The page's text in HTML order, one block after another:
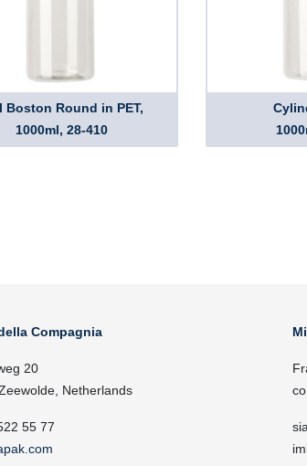
Boston Round in PET,
1000ml, 28-410
Compagnia
20
Netherlands
55 77